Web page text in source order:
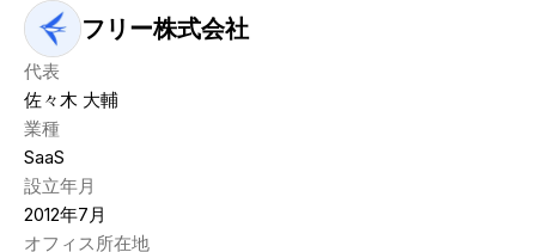
フリー株式会社
代表
佐々木 大輔
業種
SaaS
設立年月
2012年7月
オフィス所在地